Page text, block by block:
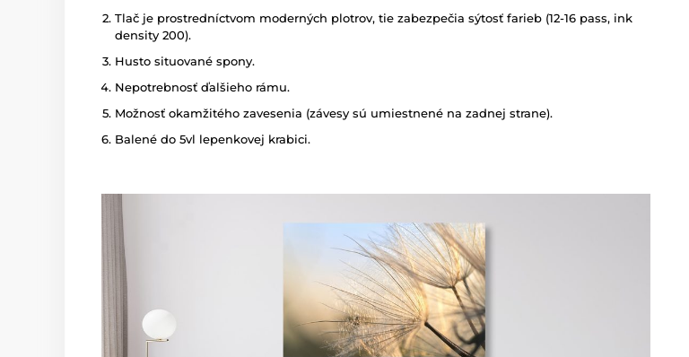
Tlač je prostredníctvom moderných plotrov, tie zabezpečia sýtosť farieb (12-16 pass, ink
density 200).
Husto situované spony.
Nepotrebnosť ďalšieho rámu.
Možnosť okamžitého zavesenia (závesy sú umiestnené na zadnej strane).
Balené do 5vl lepenkovej krabici.